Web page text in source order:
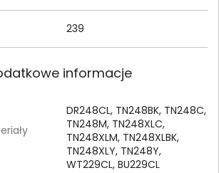
239
informacje
DR248CL, TN248BK, TN248C,
TN248M, TN248XLC,
TN248XLM, TN248XLBK,
TN248XLY, TN248Y,
WT229CL, BU229CL